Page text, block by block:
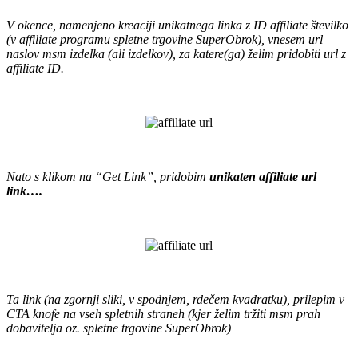
V okence, namenjeno kreaciji unikatnega linka z ID affiliate številko
(v affiliate programu spletne trgovine SuperObrok), vnesem url
naslov msm izdelka (ali izdelkov), za katere(ga) želim pridobiti url z
affiliate ID.
Nato s klikom na “Get Link”, pridobim unikaten affiliate url
link….
Ta link (na zgornji sliki, v spodnjem, rdečem kvadratku), prilepim v
CTA knofe na vseh spletnih straneh (kjer želim tržiti msm prah
dobavitelja oz. spletne trgovine SuperObrok)